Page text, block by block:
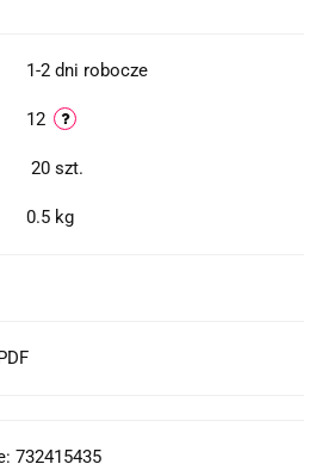
1-2 dni robocze
12
20 szt.
0.5 kg
732415435